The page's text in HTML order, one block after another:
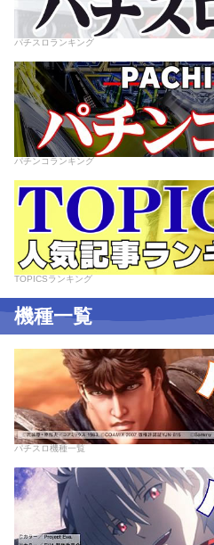
パチスロランキング
パチンコランキング
TOPICSランキング
機種一覧
パチスロ機種一覧